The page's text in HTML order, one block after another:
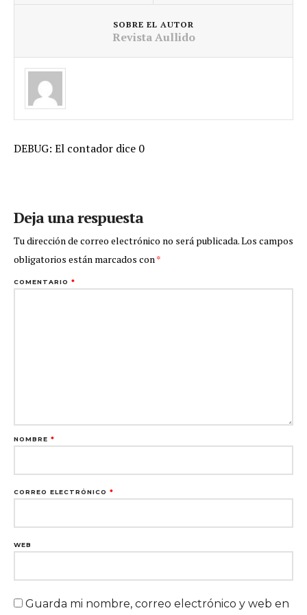
SOBRE EL AUTOR
Revista Aullido
DEBUG: El contador dice 0
Deja una respuesta
Tu dirección de correo electrónico no será publicada.Los campos
obligatorios están marcados con*
COMENTARIO *
NOMBRE *
CORREO ELECTRÓNICO *
WEB
Guarda mi nombre, correo electrónico y web en